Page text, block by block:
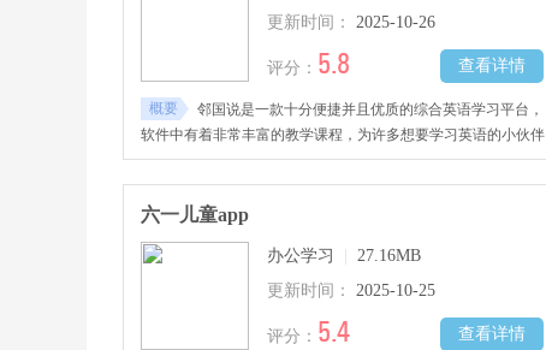
更新时间：
2025-10-26
查看详情
评分： 5.8
概要
邻国说是一款十分便捷并且优质的综合英语学习平台，
软件中有着非常丰富的教学课程，为许多想要学习英语的小伙伴
提供了许多便利。
六一儿童app
办公学习
27.16MB
更新时间：
2025-10-25
查看详情
评分： 5.4